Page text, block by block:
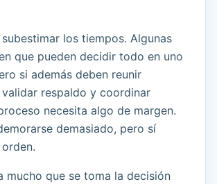
los tiempos. Algunas
que pueden decidir todo en uno
si además deben reunir
respaldo y coordinar
necesita algo de margen.
demasiado, pero sí
mucho que se toma la decisión